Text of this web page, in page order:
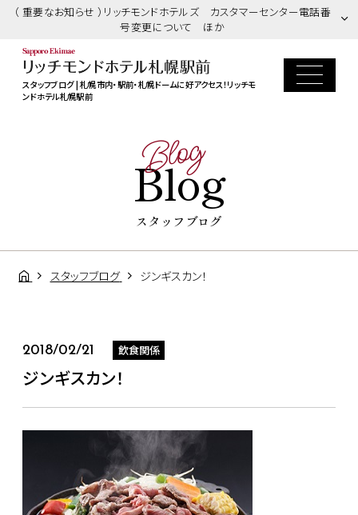
（ 重要なお知らせ ）リッチモンドホテルズ カスタマーセンター電話番
号変更について ほか
スタッフブログ | 札幌市内・駅前・札幌ドームに好アクセス！リッチモ
ンドホテル札幌駅前
Blog
Blog
スタッフブログ
スタッフブログ ジンギスカン！
2018/02/21 飲食関係
ジンギスカン！